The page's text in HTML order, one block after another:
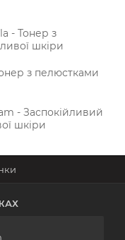
- Тонер з
шкіри
з пелюстками
- Заспокійливий
шкіри